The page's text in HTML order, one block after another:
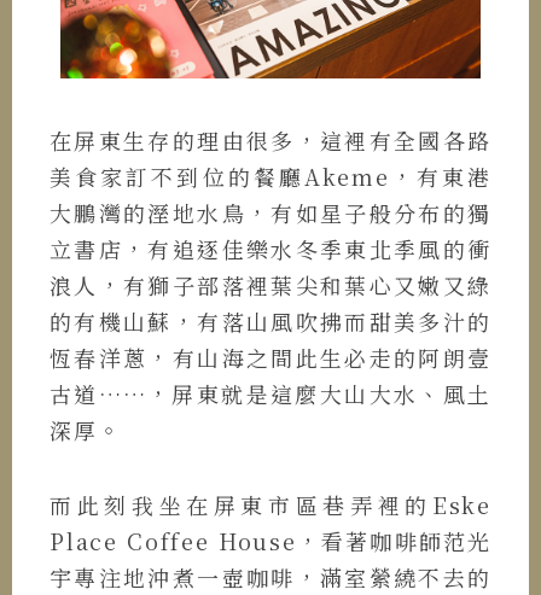
在屏東生存的理由很多，這裡有全國各路
美食家訂不到位的餐廳Akeme，有東港
大鵬灣的溼地水鳥，有如星子般分布的獨
立書店，有追逐佳樂水冬季東北季風的衝
浪人，有獅子部落裡葉尖和葉心又嫩又綠
的有機山蘇，有落山風吹拂而甜美多汁的
恆春洋蔥，有山海之間此生必走的阿朗壹
古道……，屏東就是這麼大山大水、風土
深厚。
而此刻我坐在屏東市區巷弄裡的Eske
Place Coffee House，看著咖啡師范光
宇專注地沖煮一壺咖啡，滿室縈繞不去的